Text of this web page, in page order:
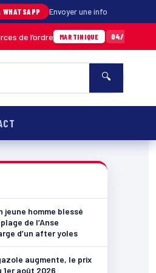
Envoyer une info
MARTINIQUE 04/08 · 11h06 Un
🔍
jeune homme blessé
de l’Anse
d’un after yoles
augmente, le prix
1er août 2026